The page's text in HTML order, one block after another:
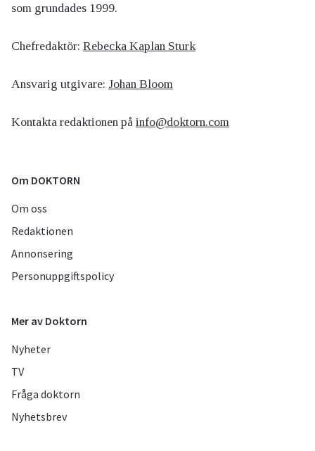
som grundades 1999.
Chefredaktör: Rebecka Kaplan Sturk
Ansvarig utgivare: Johan Bloom
Kontakta redaktionen på info@doktorn.com
Om DOKTORN
Om oss
Redaktionen
Annonsering
Personuppgiftspolicy
Mer av Doktorn
Nyheter
TV
Fråga doktorn
Nyhetsbrev